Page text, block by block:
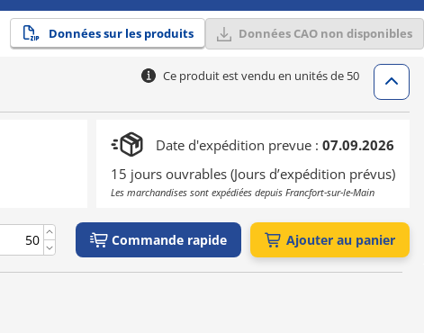
Données sur les produits Données CAO non disponibles
Ce produit est vendu en unités de 50
Date d'expédition prevue : 07.09.2026
15 jours ouvrables (Jours d’expédition prévus)
Les marchandises sont expédiées depuis Francfort-sur-le-Main
Commande rapide Ajouter au panier